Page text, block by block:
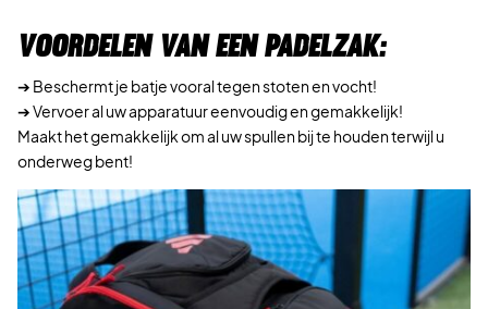
VOORDELEN VAN EEN PADELZAK:
➔ Beschermt je batje vooral tegen stoten en vocht!
➔ Vervoer al uw apparatuur eenvoudig en gemakkelijk!
Maakt het gemakkelijk om al uw spullen bij te houden terwijl u
onderweg bent!